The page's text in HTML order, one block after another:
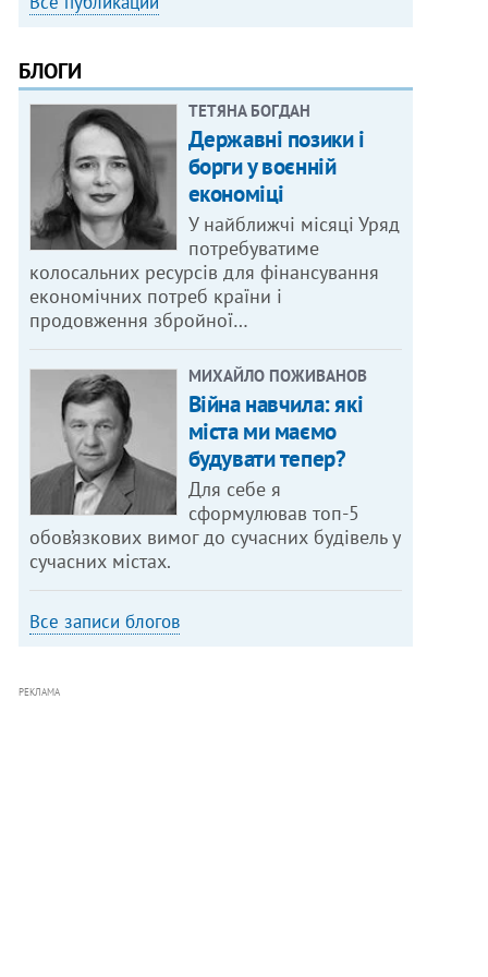
БЛОГИ
ТЕТЯНА БОГДАН
Державні позики і
борги у воєнній
економіці
У найближчі місяці Уряд
потребуватиме
колосальних ресурсів для фінансування
економічних потреб країни і
продовження збройної…
МИХАЙЛО ПОЖИВАНОВ
Війна навчила: які
міста ми маємо
будувати тепер?
Для себе я
сформулював топ-5
обов’язкових вимог до сучасних будівель у
сучасних містах.
Все записи блогов
РЕКЛАМА